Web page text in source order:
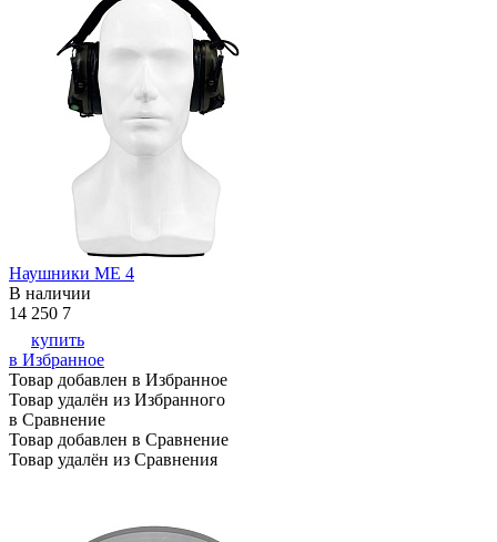
Наушники ME 4
В наличии
14 250 7
купить
в Избранное
Товар добавлен в Избранное
Товар удалён из Избранного
в Сравнение
Товар добавлен в Сравнение
Товар удалён из Сравнения